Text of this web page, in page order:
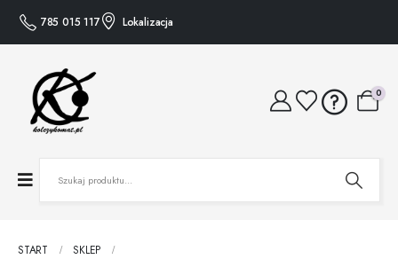
785 015 117 Lokalizacja
0
START
SKLEP